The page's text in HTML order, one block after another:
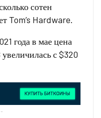
сотен
Tom’s Hardware.
года в мае цена
с $320